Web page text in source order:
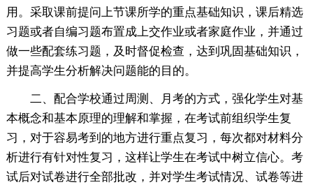
用。采取课前提问上节课所学的重点基础知识，课后精选
习题或者自编习题布置成上交作业或者家庭作业，并通过
做一些配套练习题，及时督促检查，达到巩固基础知识，
并提高学生分析解决问题能的目的。
二、配合学校通过周测、月考的方式，强化学生对基
本概念和基本原理的理解和掌握，在考试前组织学生复
习，对于容易考到的地方进行重点复习，每次都对材料分
析进行有针对性复习，这样让学生在考试中树立信心。考
试后对试卷进行全部批改，并对学生考试情况、试卷等进